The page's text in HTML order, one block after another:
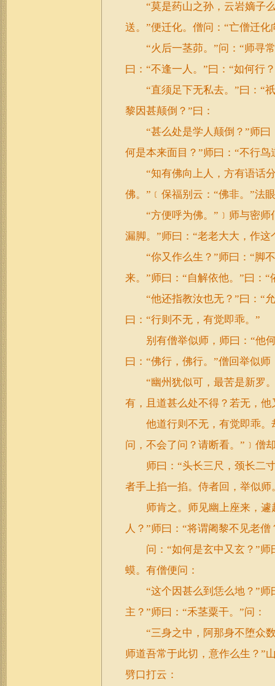
“莫是药山之孙，云岩嫡子么
送。”便迁化。僧问：“亡僧迁
“火后一茎茆。”问：“师寻常
曰：“不逢一人。”曰：“如何行
“直须足下无私去。”曰：“祇
黎因甚颠倒？”曰：
“甚么处是学人颠倒？”师曰
何是本来面目？”师曰：“不行鸟
“知有佛向上人，方有语话分
佛。”﹝保福别云：“佛非。”法
“方便呼为佛。”﹞师与密师
漏脚。”师曰：“老老大大，作这
“你又作么生？”师曰：“脚不
来。”师曰：“自解依他。”曰：“
“他还指教汝也无？”曰：“允
曰：“行则不无，有觉即乖。”
别有僧举似师，师曰：“他何
曰：“佛行，佛行。”僧回举似师
“幽州犹似可，最苦是新罗。
有，且道甚么处不得？若无，
他道行则不无，有觉即乖。
问，不会了问？请断看。”﹞僧
师曰：“头长三尺，颈长二寸
者手上掐一掐。侍者回，举似师
师肯之。师见幽上座来，遽
人？”师曰：“将谓阇黎不见老僧
问：“如何是玄中又玄？”师
蟆。有僧便问：
“这个因甚么到恁么地？”师
主？”师曰：“禾茎粟干。”问：
“三身之中，阿那身不堕众数
师道吾常于此切，意作么生？”
劈口打云：